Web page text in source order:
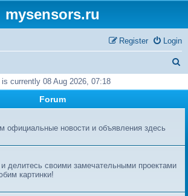
mysensors.ru
Login
Register
h
is currently 08 Aug 2026, 07:18
Forum
официальные новости и объявления здесь
и делитесь своими замечательными проектами
картинки!